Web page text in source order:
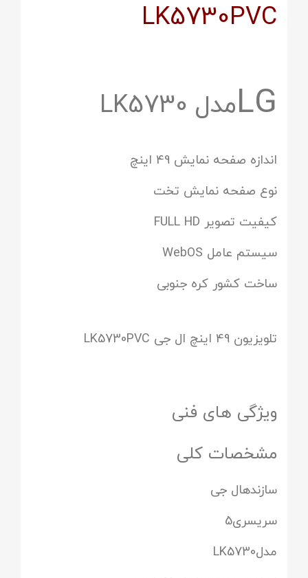
LK5730PVC
LGمدل LK5730
اندازه صفحه نمایش 49 اینچ
نوع صفحه نمایش تخت
کیفیت تصویر FULL HD
سیستم عامل WebOS
ساخت کشور کره جنوبی
تلویزیون 49 اینچ ال جی LK5730PVC
ویژگی های فنی
مشخصات کلی
سازندهال جی
سریسری5
مدلLK5730